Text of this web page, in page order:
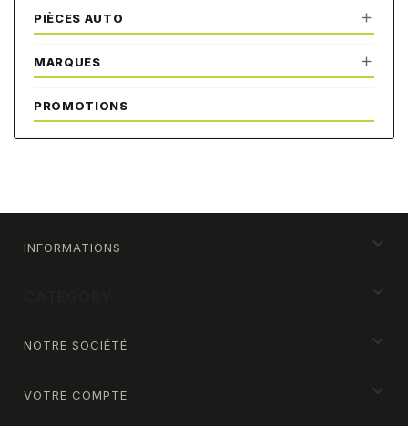
PIÈCES AUTO 
MARQUES 
PROMOTIONS
INFORMATIONS 

NOTRE SOCIÉTÉ 
VOTRE COMPTE 